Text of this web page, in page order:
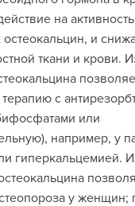
на
и
ткани и крови.
с
или
например, у
гиперкальцемией.
у женщин;